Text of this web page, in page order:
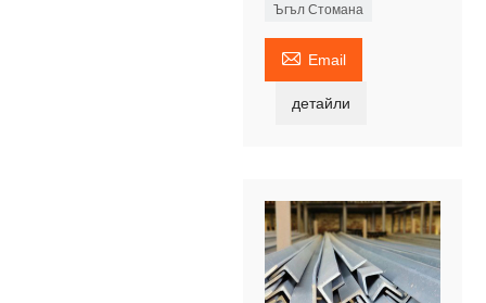
Ъгъл Стомана
 Email
детайли